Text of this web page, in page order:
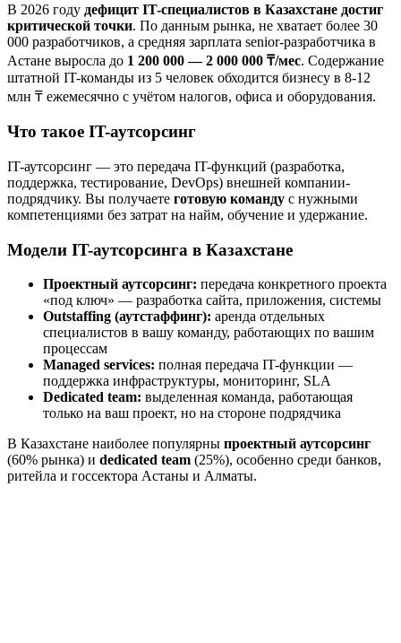
В 2026 году дефицит IT-специалистов в Казахстане достиг
критической точки. По данным рынка, не хватает более 30
000 разработчиков, а средняя зарплата senior-разработчика в
Астане выросла до 1 200 000 — 2 000 000 ₸/мес. Содержание
штатной IT-команды из 5 человек обходится бизнесу в 8-12
млн ₸ ежемесячно с учётом налогов, офиса и оборудования.
Что такое IT-аутсорсинг
IT-аутсорсинг — это передача IT-функций (разработка,
поддержка, тестирование, DevOps) внешней компании-
подрядчику. Вы получаете готовую команду с нужными
компетенциями без затрат на найм, обучение и удержание.
Модели IT-аутсорсинга в Казахстане
Проектный аутсорсинг: передача конкретного проекта
«под ключ» — разработка сайта, приложения, системы
Outstaffing (аутстаффинг): аренда отдельных
специалистов в вашу команду, работающих по вашим
процессам
Managed services: полная передача IT-функции —
поддержка инфраструктуры, мониторинг, SLA
Dedicated team: выделенная команда, работающая
только на ваш проект, но на стороне подрядчика
В Казахстане наиболее популярны проектный аутсорсинг
(60% рынка) и dedicated team (25%), особенно среди банков,
ритейла и госсектора Астаны и Алматы.